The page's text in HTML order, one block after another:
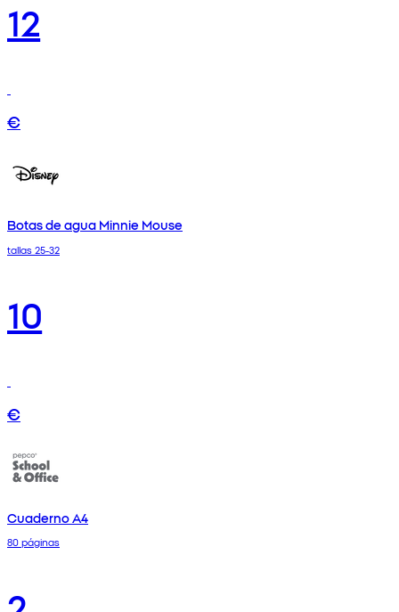
12
€
Botas de agua Minnie Mouse
tallas 25-32
10
€
Cuaderno A4
80 páginas